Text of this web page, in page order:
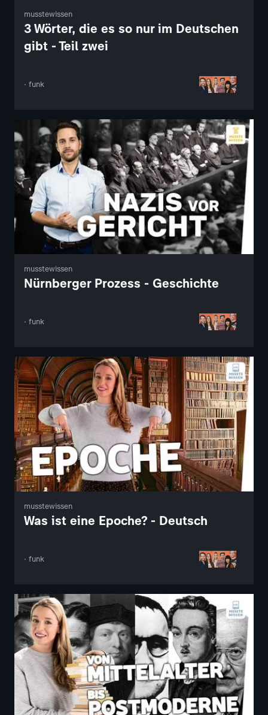
musstewissen
3 Wörter, die es so nur im Deutschen
gibt - Teil zwei
· funk
musstewissen
Nürnberger Prozess - Geschichte
· funk
musstewissen
Was ist eine Epoche? - Deutsch
· funk